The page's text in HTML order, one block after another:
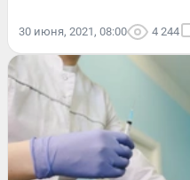
30 июня, 2021, 08:00 4 244